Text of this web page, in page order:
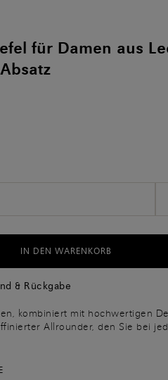
für Damen aus
IN DEN WARENKORB
& Rückgabe
kombiniert mit hochwertigen
Allrounder, den Sie bei
an der Seite und die